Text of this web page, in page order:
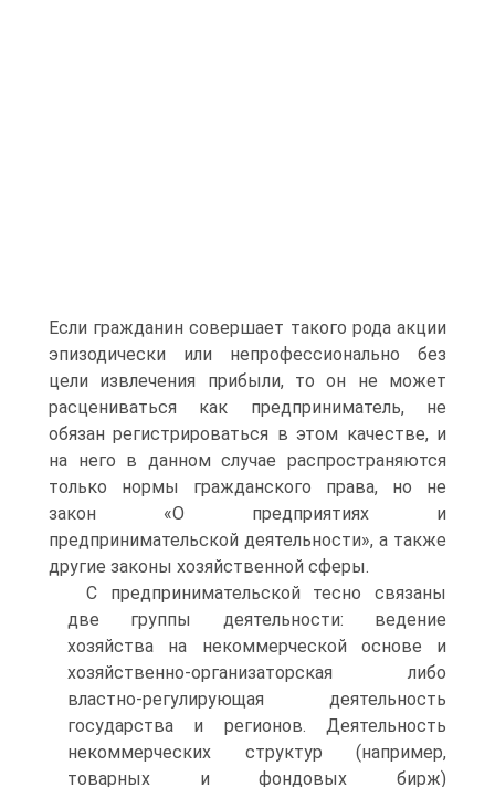
Если гражданин совершает такого рода акции
эпизодически или непрофессионально без
цели извлечения прибыли, то он не может
расцениваться как предприниматель, не
обязан регистрироваться в этом качестве, и
на него в данном случае распространяются
только нормы гражданского права, но не
закон «О предприятиях и
предпринимательской деятельности», а также
другие законы хозяйственной сферы.
C предпринимательской тесно связаны
две группы деятельности: ведение
хозяйства на некоммерческой основе и
хозяйственно-организаторская либо
властно-регулирующая деятельность
государства и регионов. Деятельность
некоммерческих структур (например,
товарных и фондовых бирж)